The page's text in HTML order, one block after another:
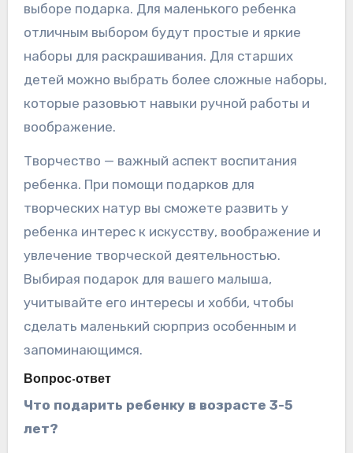
выборе подарка. Для маленького ребенка
отличным выбором будут простые и яркие
наборы для раскрашивания. Для старших
детей можно выбрать более сложные наборы,
которые разовьют навыки ручной работы и
воображение.
Творчество — важный аспект воспитания
ребенка. При помощи подарков для
творческих натур вы сможете развить у
ребенка интерес к искусству, воображение и
увлечение творческой деятельностью.
Выбирая подарок для вашего малыша,
учитывайте его интересы и хобби, чтобы
сделать маленький сюрприз особенным и
запоминающимся.
Вопрос-ответ
Что подарить ребенку в возрасте 3-5
лет?